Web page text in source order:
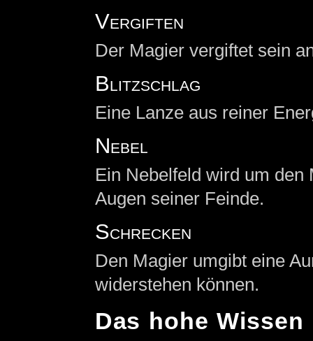
Vergiften
Der Magier vergiftet sein
Blitzschlag
Eine Lanze aus reiner
Nebel
Ein Nebelfeld wird um den
Augen seiner Feinde.
Schrecken
Den Magier umgibt eine
widerstehen können.
Das hohe Wissen